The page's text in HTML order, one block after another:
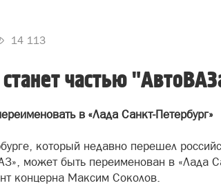
14 113
частью
в «Лада Санкт-Петербург»
который недавно перешел
может быть переименован в «Лада
концерна Максим Соколов.